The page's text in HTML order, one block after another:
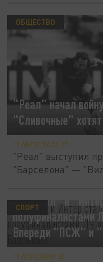
"Реал" начал
"Сливочные"
ОБЩЕСТВО
12 АВГУСТА 21:17
"Реал" выступил
"Барселона" —
"Арсенал" и
полуфиналистами
Впереди "ПСЖ" и
СПОРТ
17 АПРЕЛЯ 07:30